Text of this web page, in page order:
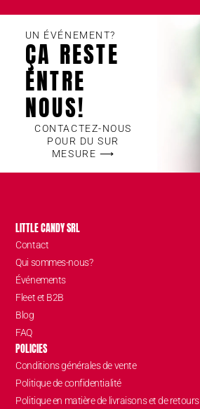
UN ÉVÉNEMENT?
ÇA RESTE
ENTRE
NOUS!
CONTACTEZ-NOUS
POUR DU SUR
MESURE ⟶
LITTLE CANDY SRL
Contact
Qui sommes-nous?
Événements
Fleet et B2B
Blog
FAQ
POLICIES
Conditions générales de vente
Politique de confidentialité
Politique en matière de livraisons et de retours